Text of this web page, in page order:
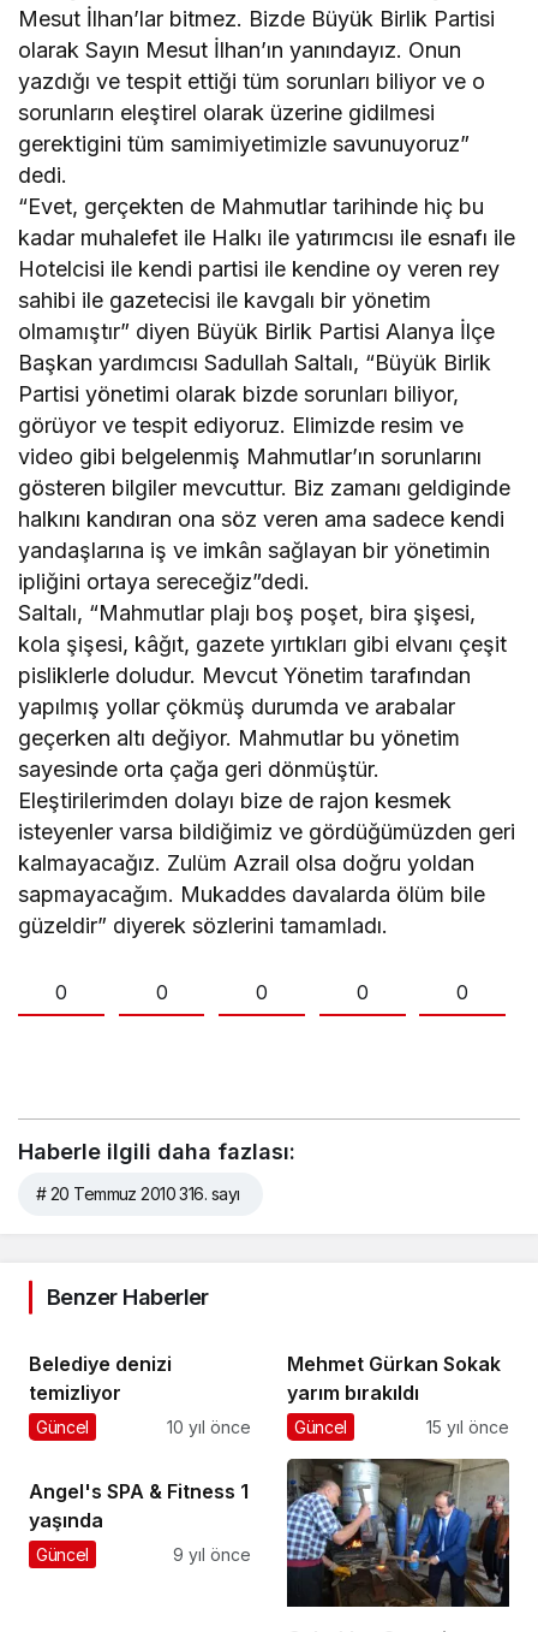
Mesut İlhan’lar bitmez. Bizde Büyük Birlik Partisi
olarak Sayın Mesut İlhan’ın yanındayız. Onun
yazdığı ve tespit ettiği tüm sorunları biliyor ve o
sorunların eleştirel olarak üzerine gidilmesi
gerektigini tüm samimiyetimizle savunuyoruz”
dedi.
“Evet, gerçekten de Mahmutlar tarihinde hiç bu
kadar muhalefet ile Halkı ile yatırımcısı ile esnafı ile
Hotelcisi ile kendi partisi ile kendine oy veren rey
sahibi ile gazetecisi ile kavgalı bir yönetim
olmamıştır” diyen Büyük Birlik Partisi Alanya İlçe
Başkan yardımcısı Sadullah Saltalı, “Büyük Birlik
Partisi yönetimi olarak bizde sorunları biliyor,
görüyor ve tespit ediyoruz. Elimizde resim ve
video gibi belgelenmiş Mahmutlar’ın sorunlarını
gösteren bilgiler mevcuttur. Biz zamanı geldiginde
halkını kandıran ona söz veren ama sadece kendi
yandaşlarına iş ve imkân sağlayan bir yönetimin
ipliğini ortaya sereceğiz”dedi.
Saltalı, “Mahmutlar plajı boş poşet, bira şişesi,
kola şişesi, kâğıt, gazete yırtıkları gibi elvanı çeşit
pisliklerle doludur. Mevcut Yönetim tarafından
yapılmış yollar çökmüş durumda ve arabalar
geçerken altı değiyor. Mahmutlar bu yönetim
sayesinde orta çağa geri dönmüştür.
Eleştirilerimden dolayı bize de rajon kesmek
isteyenler varsa bildiğimiz ve gördüğümüzden geri
kalmayacağız. Zulüm Azrail olsa doğru yoldan
sapmayacağım. Mukaddes davalarda ölüm bile
güzeldir” diyerek sözlerini tamamladı.
0 0 0 0 0
Haberle ilgili daha fazlası:
# 20 Temmuz 2010 316. sayı
Benzer Haberler
Belediye denizi
temizliyor
Güncel 10 yıl önce
Mehmet Gürkan Sokak
yarım bırakıldı
Güncel 15 yıl önce
Angel's SPA & Fitness 1
yaşında
Güncel 9 yıl önce